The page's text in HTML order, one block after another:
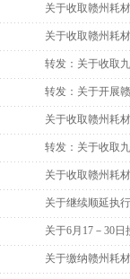
关于收取赣州耗
关于收取赣州耗
转发：关于收取
转发：关于开展
关于收取赣州耗
转发：关于收取
关于收取赣州耗
关于继续顺延执
关于6月17－30
关于缴纳赣州耗